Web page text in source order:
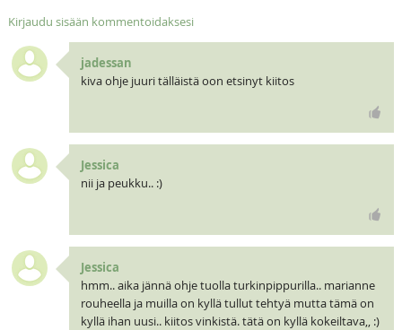
Kirjaudu sisään kommentoidaksesi
jadessan
kiva ohje juuri tälläistä oon etsinyt kiitos
Jessica
nii ja peukku.. :)
Jessica
hmm.. aika jännä ohje tuolla turkinpippurilla.. marianne
rouheella ja muilla on kyllä tullut tehtyä mutta tämä on
kyllä ihan uusi.. kiitos vinkistä. tätä on kyllä kokeiltava,, :)